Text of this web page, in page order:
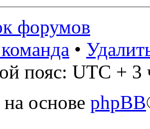
форумов
•
пояс: UTC + 3
основе phpBB